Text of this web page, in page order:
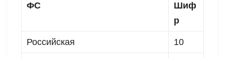
ФС
Шиф
р
Российская 10